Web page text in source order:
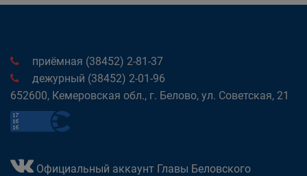
приёмная (38452) 2-81-37
дежурный (38452) 2-01-96
652600, Кемеровская обл., г. Белово, ул. Советская, 21
Официальный аккаунт Главы Беловского